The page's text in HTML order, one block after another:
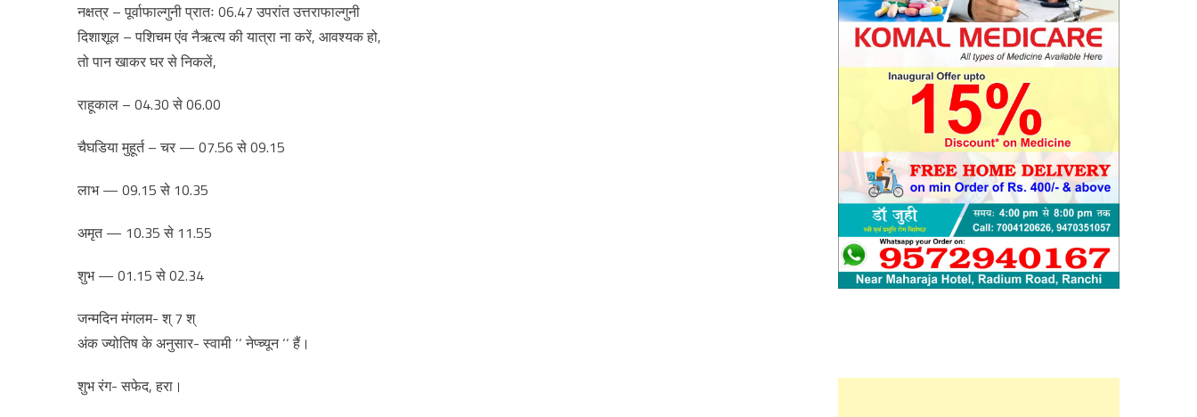
नक्षत्र – पूर्वाफाल्गुनी प्रातः 06.47 उपरांत उत्तराफाल्गुनी
दिशाशूल – पशिचम एंव नैऋत्य की यात्रा ना करें, आवश्यक हो,
तो पान खाकर घर से निकलें,
राहूकाल – 04.30 से 06.00
चैघडिया मुहूर्त – चर — 07.56 से 09.15
लाभ — 09.15 से 10.35
अमृत — 10.35 से 11.55
शुभ — 01.15 से 02.34
जन्मदिन मंगलम- श् 7 श्
अंक ज्योतिष के अनुसार- स्वामी ‘‘ नेप्च्यून ‘‘ हैं।
शुभ रंग- सफेद, हरा।